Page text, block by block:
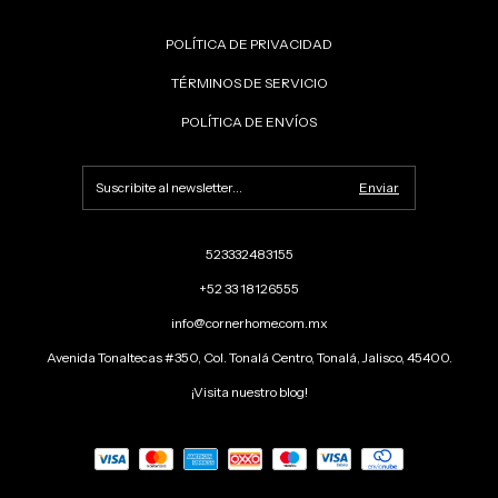
POLÍTICA DE PRIVACIDAD
TÉRMINOS DE SERVICIO
POLÍTICA DE ENVÍOS
523332483155
+52 33 18126555
info@cornerhome.com.mx
Avenida Tonaltecas #350, Col. Tonalá Centro, Tonalá, Jalisco, 45400.
¡Visita nuestro blog!